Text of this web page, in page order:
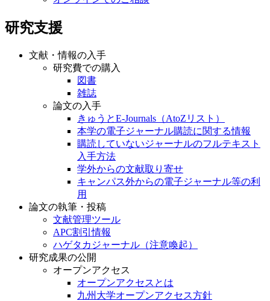
研究支援
文献・情報の入手
研究費での購入
図書
雑誌
論文の入手
きゅうとE-Journals（AtoZリスト）
本学の電子ジャーナル購読に関する情報
購読していないジャーナルのフルテキスト
入手方法
学外からの文献取り寄せ
キャンパス外からの電子ジャーナル等の利
用
論文の執筆・投稿
文献管理ツール
APC割引情報
ハゲタカジャーナル（注意喚起）
研究成果の公開
オープンアクセス
オープンアクセスとは
九州大学オープンアクセス方針